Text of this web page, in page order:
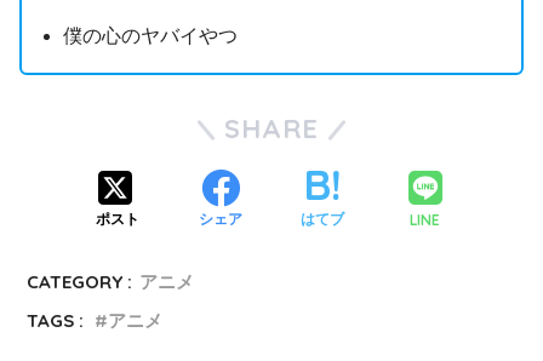
僕の心のヤバイやつ
SHARE
ポスト シェア はてブ LINE
CATEGORY : アニメ
TAGS :
アニメ